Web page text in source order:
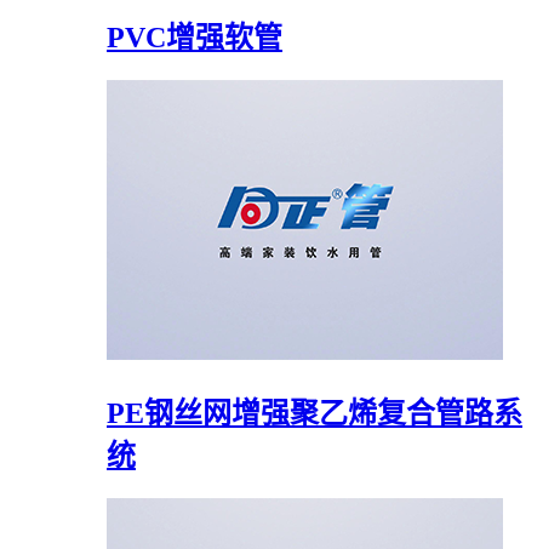
PVC增强软管
PE钢丝网增强聚乙烯复合管路系
统